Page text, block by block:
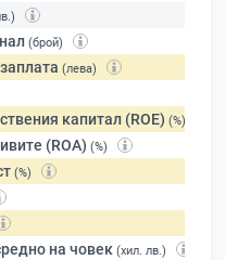
(брой)
(лева)
капитал (ROE) (%)
(ROA) (%)
(%)
на човек (хил. лв.)